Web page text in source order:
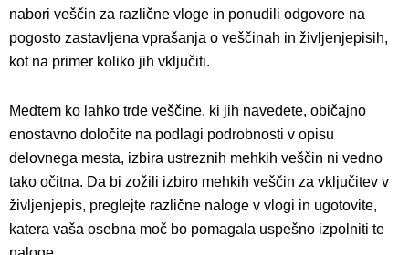
nabori veščin za različne vloge in ponudili odgovore na
pogosto zastavljena vprašanja o veščinah in življenjepisih,
kot na primer koliko jih vključiti.
Medtem ko lahko trde veščine, ki jih navedete, običajno
enostavno določite na podlagi podrobnosti v opisu
delovnega mesta, izbira ustreznih mehkih veščin ni vedno
tako očitna. Da bi zožili izbiro mehkih veščin za vključitev v
življenjepis, preglejte različne naloge v vlogi in ugotovite,
katera vaša osebna moč bo pomagala uspešno izpolniti te